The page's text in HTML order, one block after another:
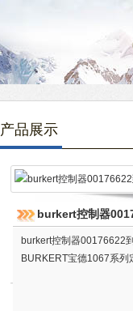
产品展示
burkert控制器
burkert控制器00176622
BURKERT宝德1067系列